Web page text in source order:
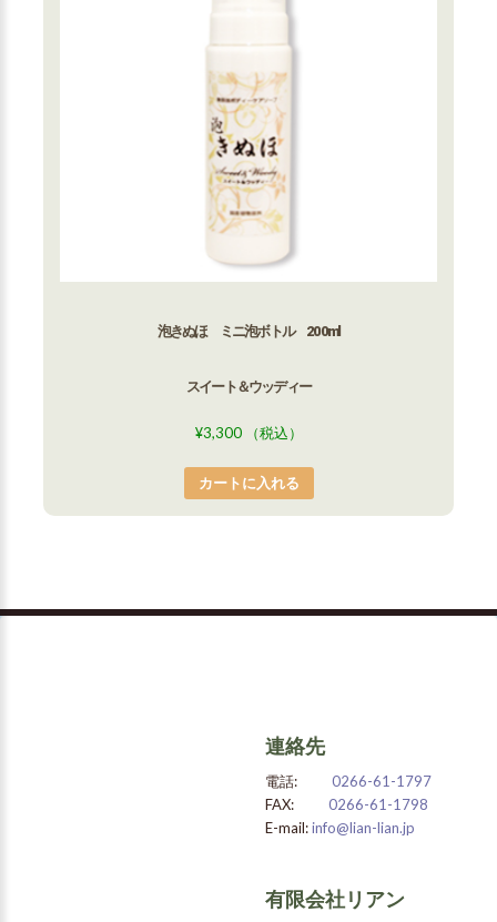
泡きぬほ ミニ泡ボトル 200ml
スイート＆ウッディー
¥3,300 （税込）
カートに入れる
連絡先
電話:
0266-61-1797
FAX:
0266-61-1798
E-mail:info@lian-lian.jp
有限会社リアン